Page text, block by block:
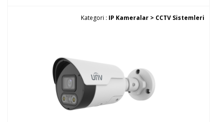
Kategori : IP Kameralar > CCTV Sistemleri